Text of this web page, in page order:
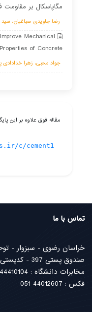
مگاپاسکال بر
رضا جاویدی صباغیان،
Mechanical
Properties of Concrete
جواد محبی، زهرا خدادادی
مقاله فوق علاوه بر این
c/cement1
تماس با ما
خراسان رضوی - سبزوار -
صندوق پستی 397 - کدپستی: 9617976487
مخابرات دانشگاه : 44410104 051
فکس : 44012607 051